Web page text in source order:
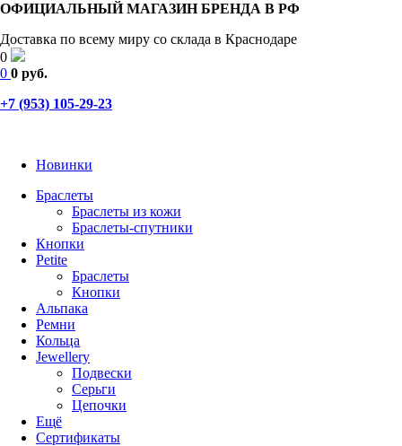
ОФИЦИАЛЬНЫЙ МАГАЗИН БРЕНДА В РФ
Доставка по всему миру со склада в Краснодаре
0
0 0 руб.
+7 (953) 105-29-23
Новинки
Браслеты
Браслеты из кожи
Браслеты-спутники
Кнопки
Petite
Браслеты
Кнопки
Альпака
Ремни
Кольца
Jewellery
Подвески
Серьги
Цепочки
Ещё
Сертификаты